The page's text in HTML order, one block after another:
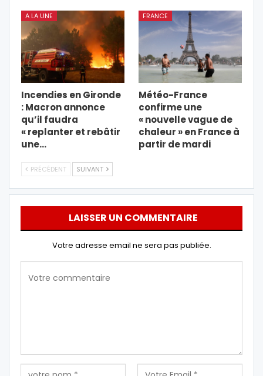
A LA UNE
Incendies en Gironde
: Macron annonce
qu’il faudra
« replanter et rebâtir
une…
FRANCE
Météo-France
confirme une
« nouvelle vague de
chaleur » en France à
partir de mardi
PRÉCÉDENT SUIVANT
LAISSER UN COMMENTAIRE
Votre adresse email ne sera pas publiée.